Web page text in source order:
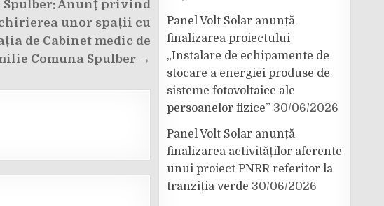
Spulber: Anunț privind
unor spații cu
de Cabinet medic de
Comuna Spulber →
Panel Volt Solar anunță
finalizarea proiectului
„Instalare de echipamente de
stocare a energiei produse de
sisteme fotovoltaice ale
persoanelor fizice” 30/06/2026
Panel Volt Solar anunță
finalizarea activităților aferente
unui proiect PNRR referitor la
tranziția verde 30/06/2026